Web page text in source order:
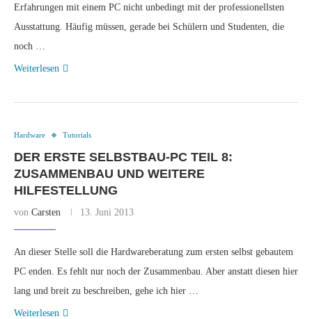
Erfahrungen mit einem PC nicht unbedingt mit der professionellsten
Ausstattung. Häufig müssen, gerade bei Schülern und Studenten, die
noch …
Weiterlesen
Hardware Tutorials
DER ERSTE SELBSTBAU-PC TEIL 8:
ZUSAMMENBAU UND WEITERE
HILFESTELLUNG
von Carsten 13. Juni 2013
An dieser Stelle soll die Hardwareberatung zum ersten selbst gebautem
PC enden. Es fehlt nur noch der Zusammenbau. Aber anstatt diesen hier
lang und breit zu beschreiben, gehe ich hier …
Weiterlesen